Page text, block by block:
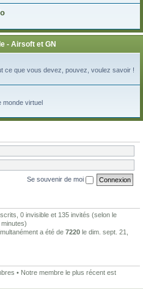
- Airsoft et GN
ce que vous devez, pouvez, voulez savoir !
monde virtuel
Se souvenir de moi
0 invisible et 135 invités (selon le
a été de 7220 le dim. sept. 21,
• Notre membre le plus récent est